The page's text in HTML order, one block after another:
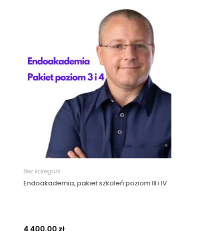
Bez kategorii
Endoakademia, pakiet szkoleń poziom III i IV